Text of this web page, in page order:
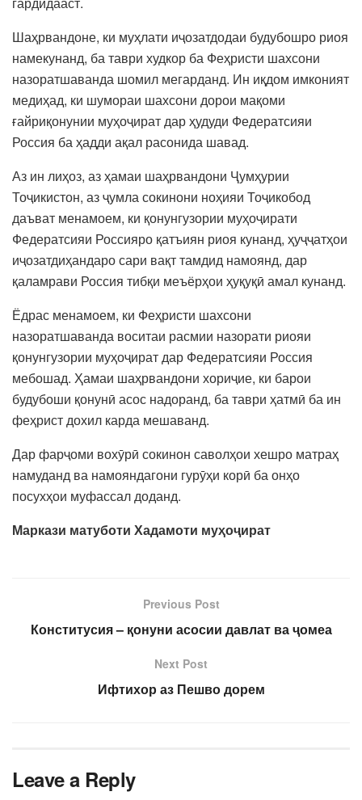
Шаҳрвандоне, ки муҳлати иҷозатдодаи будубошро риоя
намекунанд, ба таври худкор ба Феҳристи шахсони
назоратшаванда шомил мегарданд. Ин иқдом имконият
медиҳад, ки шумораи шахсони дорои мақоми
ғайриқонунии муҳоҷират дар ҳудуди Федератсияи
Россия ба ҳадди ақал расонида шавад.
Аз ин лиҳоз, аз ҳамаи шаҳрвандони Ҷумҳурии
Тоҷикистон, аз ҷумла сокинони ноҳияи Тоҷикобод
даъват менамоем, ки қонунгузории муҳоҷирати
Федератсияи Россияро қатъиян риоя кунанд, ҳуҷҷатҳои
иҷозатдиҳандаро сари вақт тамдид намоянд, дар
қаламрави Россия тибқи меъёрҳои ҳуқуқӣ амал кунанд.
Ёдрас менамоем, ки Феҳристи шахсони
назоратшаванда воситаи расмии назорати риояи
қонунгузории муҳоҷират дар Федератсияи Россия
мебошад. Ҳамаи шаҳрвандони хориҷие, ки барои
будубоши қонунӣ асос надоранд, ба таври ҳатмӣ ба ин
феҳрист дохил карда мешаванд.
Дар фарҷоми вохӯрӣ сокинон саволҳои хешро матраҳ
намуданд ва намояндагони гурӯҳи корӣ ба онҳо
посухҳои муфассал доданд.
Маркази матуботи Хадамоти муҳоҷират
Previous Post
Конститусия – қонуни асосии давлат ва ҷомеа
Next Post
Ифтихор аз Пешво дорем
Leave a Reply